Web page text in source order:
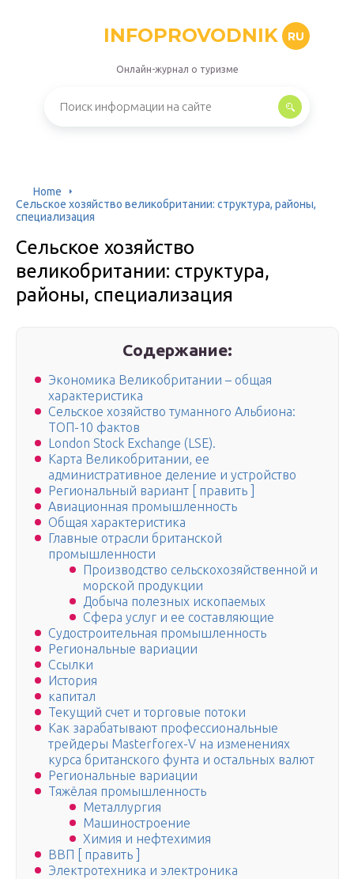
INFOPROVODNIK RU
Онлайн-журнал о туризме
Home
Сельское хозяйство великобритании: структура, районы,
специализация
Сельское хозяйство
великобритании: структура,
районы, специализация
Содержание:
Экономика Великобритании – общая
характеристика
Сельское хозяйство туманного Альбиона:
ТОП-10 фактов
London Stock Exchange (LSE).
Карта Великобритании, ее
административное деление и устройство
Региональный вариант [ править ]
Авиационная промышленность
Общая характеристика
Главные отрасли британской
промышленности
Производство сельскохозяйственной и
морской продукции
Добыча полезных ископаемых
Сфера услуг и ее составляющие
Судостроительная промышленность
Региональные вариации
Ссылки
История
капитал
Текущий счет и торговые потоки
Как зарабатывают профессиональные
трейдеры Masterforex-V на изменениях
курса британского фунта и остальных валют
Региональные вариации
Тяжёлая промышленность
Металлургия
Машиностроение
Химия и нефтехимия
ВВП [ править ]
Электротехника и электроника